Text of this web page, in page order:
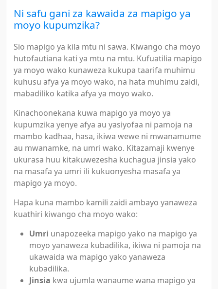
Ni safu gani za kawaida za mapigo ya
moyo kupumzika?
Sio mapigo ya kila mtu ni sawa. Kiwango cha moyo
hutofautiana kati ya mtu na mtu. Kufuatilia mapigo
ya moyo wako kunaweza kukupa taarifa muhimu
kuhusu afya ya moyo wako, na hata muhimu zaidi,
mabadiliko katika afya ya moyo wako.
Kinachoonekana kuwa mapigo ya moyo ya
kupumzika yenye afya au yasiyofaa ni pamoja na
mambo kadhaa, hasa, ikiwa wewe ni mwanamume
au mwanamke, na umri wako. Kitazamaji kwenye
ukurasa huu kitakuwezesha kuchagua jinsia yako
na masafa ya umri ili kukuonyesha masafa ya
mapigo ya moyo.
Hapa kuna mambo kamili zaidi ambayo yanaweza
kuathiri kiwango cha moyo wako:
Umri unapozeeka mapigo yako na mapigo ya
moyo yanaweza kubadilika, ikiwa ni pamoja na
ukawaida wa mapigo yako yanaweza
kubadilika.
Jinsia kwa ujumla wanaume wana mapigo ya